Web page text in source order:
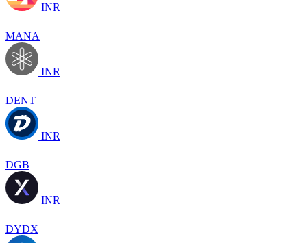
INR
MANA
INR
DENT
INR
DGB
INR
DYDX